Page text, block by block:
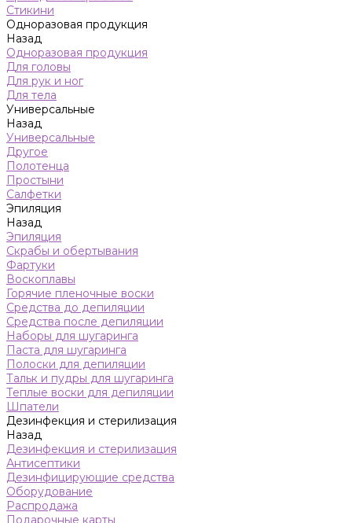
Стикини
Одноразовая продукция
Назад
Одноразовая продукция
Для головы
Для рук и ног
Для тела
Универсальные
Назад
Универсальные
Другое
Полотенца
Простыни
Салфетки
Эпиляция
Назад
Эпиляция
Скрабы и обертывания
Фартуки
Воскоплавы
Горячие пленочные воски
Средства до депиляции
Средства после депиляции
Наборы для шугаринга
Паста для шугаринга
Полоски для депиляции
Тальк и пудры для шугаринга
Теплые воски для депиляции
Шпатели
Дезинфекция и стерилизация
Назад
Дезинфекция и стерилизация
Антисептики
Дезинфицирующие средства
Оборудование
Распродажа
Подарочные карты